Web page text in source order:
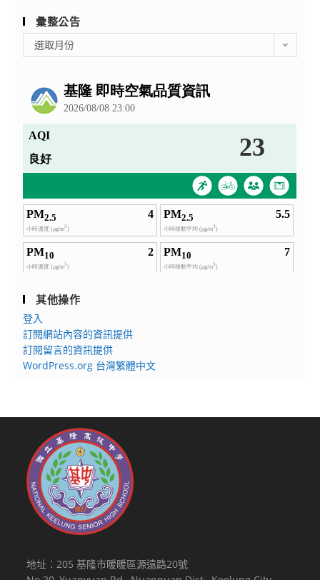
彙整公告
整
選取月份
其他操作
登入
訂閱網站內容的資訊提供
訂閱留言的資訊提供
WordPress.org 台灣繁體中文
地址：205 基隆市暖暖區源遠路20號